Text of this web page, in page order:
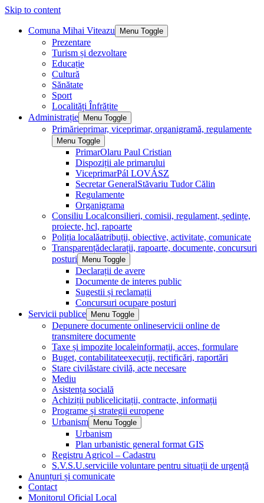
Skip to content
Comuna Mihai Viteazu Menu Toggle
Prezentare
Turism și dezvoltare
Educație
Cultură
Sănătate
Sport
Localități Înfrățite
Administrație
Menu Toggle
Primărieprimar, viceprimar, organigramă, regulamente
Menu Toggle
PrimarOlaru Paul Cristian
Dispoziții ale primarului
ViceprimarPál LOVÁSZ
Secretar GeneralStăvariu Tudor Călin
Regulamente
Organigrama
Consiliu Localconsilieri, comisii, regulament, ședințe,
proiecte, hcl, rapoarte
Poliția localăatribuții, obiective, activitate, comunicate
Transparențădeclarații, rapoarte, documente, concursuri
posturi
Menu Toggle
Declarații de avere
Documente de interes public
Sugestii și reclamații
Concursuri ocupare posturi
Servicii publice
Menu Toggle
Depunere documente onlineservicii online de
transmitere documente
Taxe și impozite localeinformații, acces, formulare
Buget, contabilitateexecuții, rectificări, raportări
Stare civilăstare civilă, acte necesare
Mediu
Asistența socială
Achiziții publicelicitații, contracte, informații
Programe și strategii europene
Urbanism
Menu Toggle
Urbanism
Plan urbanistic general format GIS
Registru Agricol – Cadastru
S.V.S.U.serviciile voluntare pentru situații de urgență
Anunțuri și comunicate
Contact
Monitorul Oficial Local